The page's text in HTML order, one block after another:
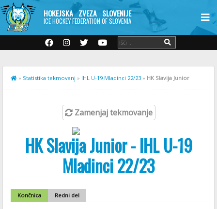
HOKEJSKA ZVEZA SLOVENIJE
ICE HOCKEY FEDERATION OF SLOVENIA
» Statistika tekmovanj » IHL U-19 Mladinci 22/23 » HK Slavija Junior
Zamenjaj tekmovanje
HK Slavija Junior - IHL U-19
Mladinci 22/23
Končnica Redni del